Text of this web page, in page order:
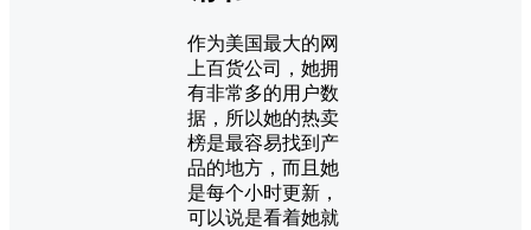
作为美国最大的网
上百货公司，她拥
有非常多的用户数
据，所以她的热卖
榜是最容易找到产
品的地方，而且她
是每个小时更新，
可以说是看着她就